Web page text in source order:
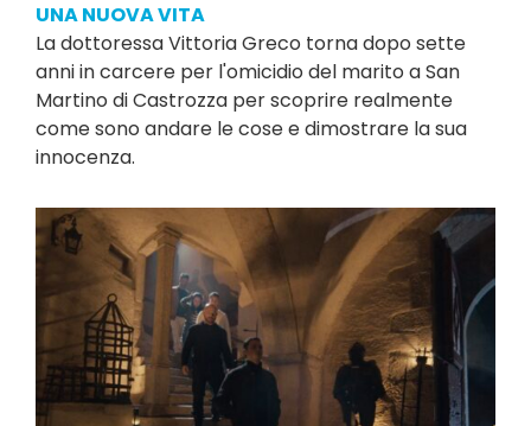
UNA NUOVA VITA
La dottoressa Vittoria Greco torna dopo sette
anni in carcere per l'omicidio del marito a San
Martino di Castrozza per scoprire realmente
come sono andare le cose e dimostrare la sua
innocenza.